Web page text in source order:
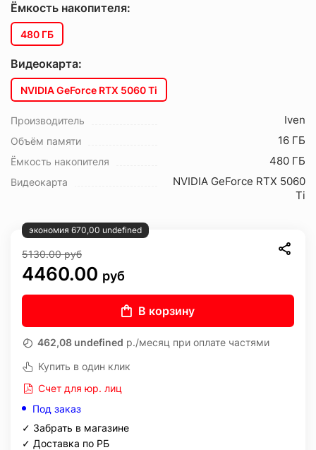
Ёмкость накопителя:
480 ГБ
Видеокарта:
NVIDIA GeForce RTX 5060 Ti
Производитель Iven
Объём памяти 16 ГБ
Ёмкость накопителя 480 ГБ
Видеокарта
NVIDIA GeForce RTX 5060
Ti
экономия 670,00 undefined
5130.00руб
4460.00 руб
В корзину
462,08 undefined р./месяц при оплате частями
Купить в один клик
Счет для юр. лиц
Под заказ
✓ Забрать в магазине
✓ Доставка по РБ